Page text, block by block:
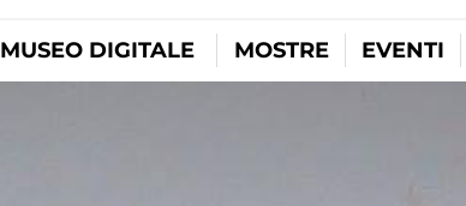
MUSEO DIGITALE MOSTRE EVENTI